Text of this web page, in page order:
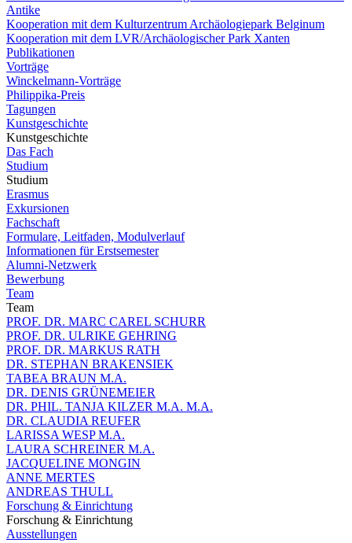
Antike
Kooperation mit dem Kulturzentrum Archäologiepark Belginum
Kooperation mit dem LVR/Archäologischer Park Xanten
Publikationen
Vorträge
Winckelmann-Vorträge
Philippika-Preis
Tagungen
Kunstgeschichte
Kunstgeschichte
Das Fach
Studium
Studium
Erasmus
Exkursionen
Fachschaft
Formulare, Leitfaden, Modulverlauf
Informationen für Erstsemester
Alumni-Netzwerk
Bewerbung
Team
Team
PROF. DR. MARC CAREL SCHURR
PROF. DR. ULRIKE GEHRING
PROF. DR. MARKUS RATH
DR. STEPHAN BRAKENSIEK
TABEA BRAUN M.A.
DR. DENIS GRÜNEMEIER
DR. PHIL. TANJA KILZER M.A. M.A.
DR. CLAUDIA REUFER
LARISSA WESP M.A.
LAURA SCHREINER M.A.
JACQUELINE MONGIN
ANNE MERTES
ANDREAS THULL
Forschung & Einrichtung
Forschung & Einrichtung
Ausstellungen